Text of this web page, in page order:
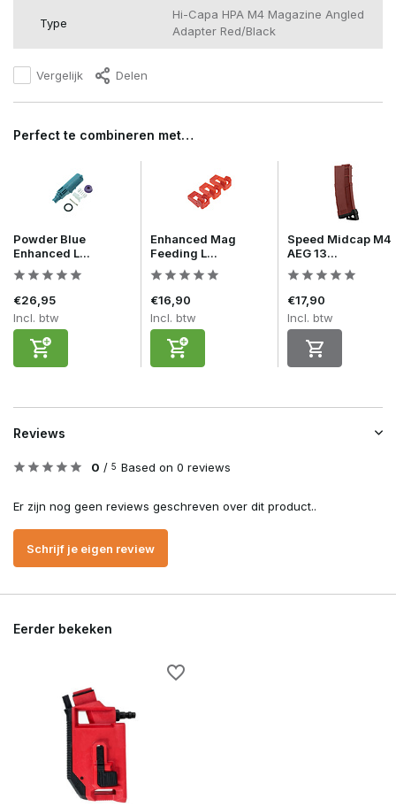
Type
Hi-Capa HPA M4 Magazine Angled
Adapter Red/Black
Vergelijk Delen
Perfect te combineren met…
Powder Blue
Enhanced L...
€26,95
Incl. btw
Enhanced Mag
Feeding L...
€16,90
Incl. btw
Speed Midcap M4
AEG 13...
€17,90
Incl. btw
Reviews
0 / 5 Based on 0 reviews
Er zijn nog geen reviews geschreven over dit product..
Schrijf je eigen review
Eerder bekeken